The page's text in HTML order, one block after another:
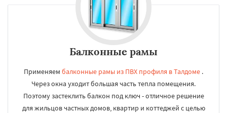
Балконные рамы
Применяем балконные рамы из ПВХ профиля в Талдоме .
Через окна уходит большая часть тепла помещения.
Поэтому застеклить балкон под ключ - отличное решение
для жильцов частных домов, квартир и коттеджей с целью